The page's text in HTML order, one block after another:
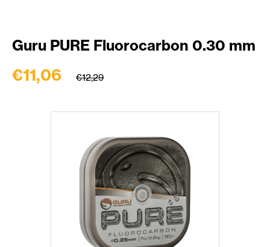
Guru PURE Fluorocarbon 0.30 mm
€11,06 €12,29